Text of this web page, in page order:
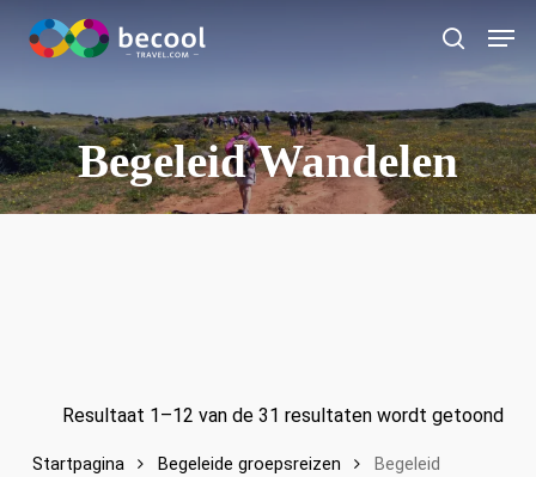
naar
zoeken
Begeleid Wandelen
Resultaat 1–12 van de 31 resultaten wordt getoond
Startpagina Begeleide groepsreizen Begeleid